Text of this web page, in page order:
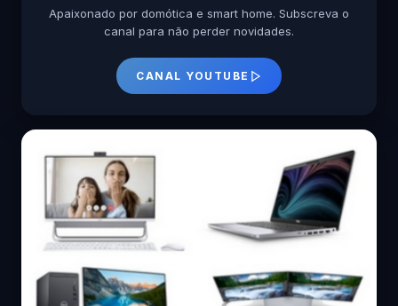
Apaixonado por domótica e smart home. Subscreva o
canal para não perder novidades.
CANAL YOUTUBE